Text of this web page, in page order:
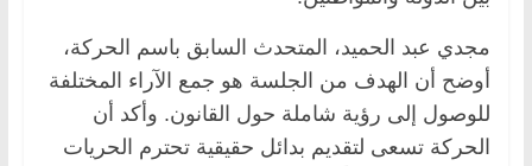
مجدي عبد الحميد، المتحدث السابق باسم الحركة،
أوضح أن الهدف من الجلسة هو جمع الآراء المختلفة
للوصول إلى رؤية شاملة حول القانون. وأكد أن
الحركة تسعى لتقديم بدائل حقيقية تحترم الحريات